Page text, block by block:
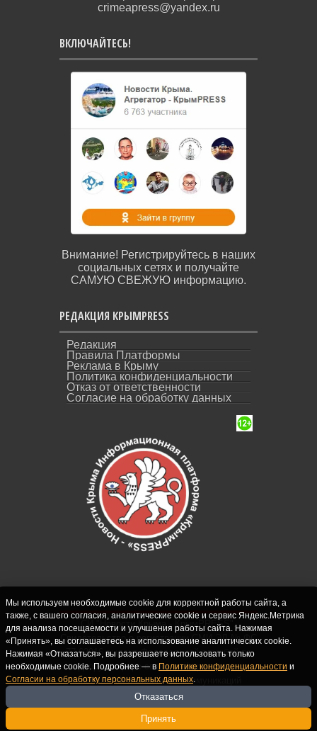
crimeapress@yandex.ru
ВКЛЮЧАЙТЕСЬ!
Внимание! Регистрируйтесь в наших
социальных сетях и получайте
САМУЮ СВЕЖУЮ информацию.
РЕДАКЦИЯ КРЫМPRESS
Редакция
Правила Платформы
Реклама в Крыму
Политика конфиденциальности
Отказ от ответственности
Согласие на обработку данных
СИ "Новости Крыма - КрымPRESS".
Свидетельство о регистрации СМИ ЭЛ № ФС
77-62916 выдано Федеральной службой по
надзору в сфере связи, информационных
технологий и массовых коммуникаций
(Роскомнадзор) 10.09.2015. Учредитель и
главный редактор: Крутских С.М. Почта:
crimearfinfo@yandex.ru. Телефон Редакции:
Мы используем необходимые cookie для корректной работы сайта, а
также, с вашего согласия, аналитические cookie и сервис Яндекс.Метрика
для анализа посещаемости и улучшения работы сайта. Нажимая
«Принять», вы соглашаетесь на использование аналитических cookie.
Нажимая «Отказаться», вы разрешаете использовать только
необходимые cookie. Подробнее — в Политике конфиденциальности и
Согласии на обработку персональных данных.
Отказаться
Принять